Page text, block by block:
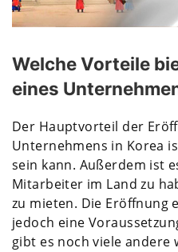
Welche Vorteile
eines
Der Hauptvorteil der
Unternehmens in Korea
sein kann. Außerdem ist
Mitarbeiter im Land zu
zu mieten. Die Eröffnung
jedoch eine
gibt es noch viele andere